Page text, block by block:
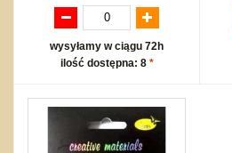
wysyłamy w ciągu 72h
ilość dostępna: 8 *